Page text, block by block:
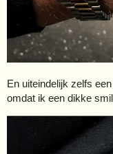
En uiteindelijk zelfs
omdat ik een dikke